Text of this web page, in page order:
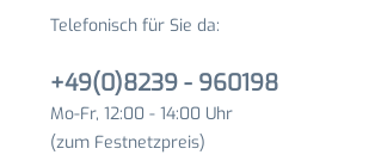
Telefonisch für Sie da:
+49(0)8239 - 960198
Mo-Fr, 12:00 - 14:00 Uhr
(zum Festnetzpreis)